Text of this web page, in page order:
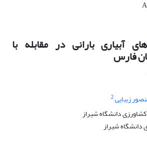
آبیاری بارانی در مقابله با
فارس
زیبایی2
دانشگاه شیراز
دانشگاه شیراز